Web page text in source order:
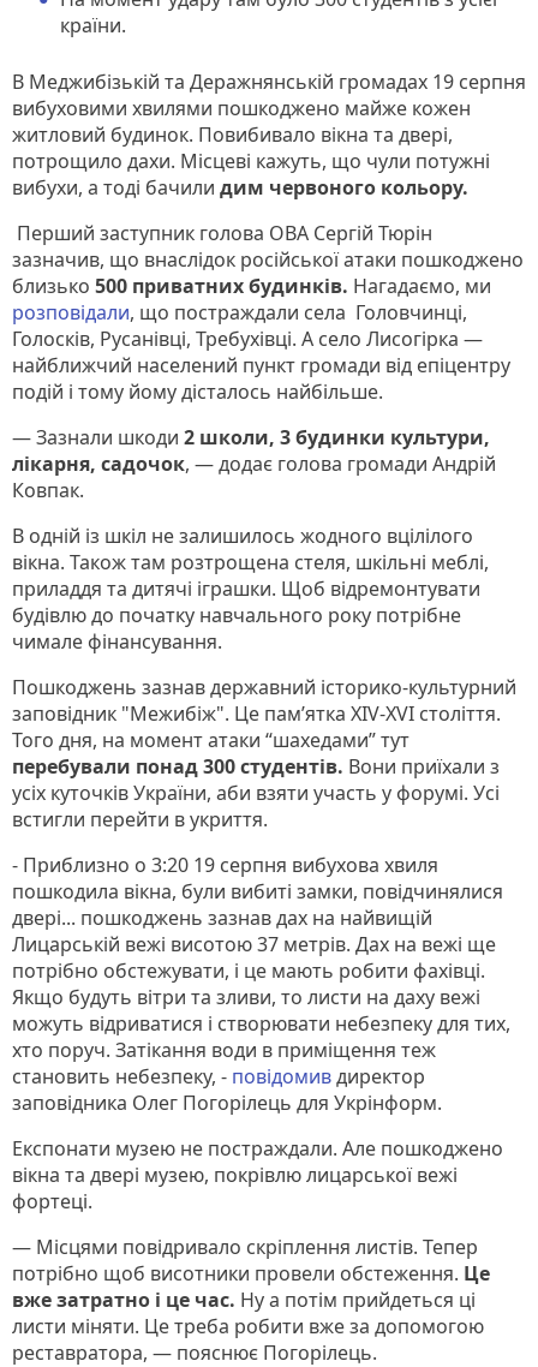
країни.
В Меджибізькій та Деражнянській громадах 19 серпня
вибуховими хвилями пошкоджено майже кожен
житловий будинок. Повибивало вікна та двері,
потрощило дахи. Місцеві кажуть, що чули потужні
вибухи, а тоді бачили дим червоного кольору.
Перший заступник голова ОВА Сергій Тюрін
зазначив, що внаслідок російської атаки пошкоджено
близько 500 приватних будинків. Нагадаємо, ми
розповідали, що постраждали села Головчинці,
Голосків, Русанівці, Требухівці. А село Лисогірка —
найближчий населений пункт громади від епіцентру
подій і тому йому дісталось найбільше.
— Зазнали шкоди 2 школи, 3 будинки культури,
лікарня, садочок, — додає голова громади Андрій
Ковпак.
В одній із шкіл не залишилось жодного вцілілого
вікна. Також там розтрощена стеля, шкільні меблі,
приладдя та дитячі іграшки. Щоб відремонтувати
будівлю до початку навчального року потрібне
чимале фінансування.
Пошкоджень зазнав державний історико-культурний
заповідник "Межибіж". Це пам’ятка XIV-XVI століття.
Того дня, на момент атаки “шахедами” тут
перебували понад 300 студентів. Вони приїхали з
усіх куточків України, аби взяти участь у форумі. Усі
встигли перейти в укриття.
- Приблизно о 3:20 19 серпня вибухова хвиля
пошкодила вікна, були вибиті замки, повідчинялися
двері... пошкоджень зазнав дах на найвищій
Лицарській вежі висотою 37 метрів. Дах на вежі ще
потрібно обстежувати, і це мають робити фахівці.
Якщо будуть вітри та зливи, то листи на даху вежі
можуть відриватися і створювати небезпеку для тих,
хто поруч. Затікання води в приміщення теж
становить небезпеку, - повідомивдиректор
заповідника Олег Погорілець для Укрінформ.
Експонати музею не постраждали. Але пошкоджено
вікна та двері музею, покрівлю лицарської вежі
фортеці.
— Місцями повідривало скріплення листів. Тепер
потрібно щоб висотники провели обстеження. Це
вже затратно і це час. Ну а потім прийдеться ці
листи міняти. Це треба робити вже за допомогою
реставратора, — пояснює Погорілець.